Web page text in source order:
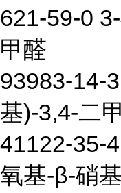
621-59-0
甲醛
93983-14-
基)-3,4-二
41122-35-
氧基-β-硝